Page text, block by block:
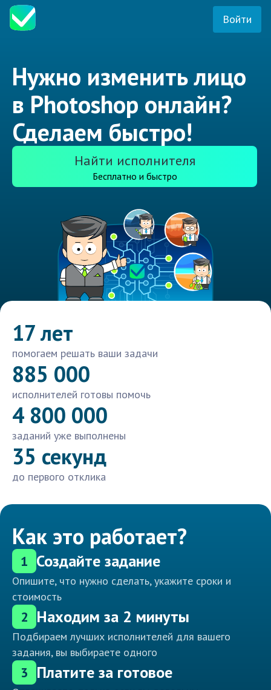
Войти
Нужно изменить лицо
в Photoshop онлайн?
Сделаем быстро!
Найти исполнителя
Бесплатно и быстро
17 лет
помогаем решать ваши задачи
885 000
исполнителей готовы помочь
4 800 000
заданий уже выполнены
35 секунд
до первого отклика
Как это работает?
1 Создайте задание
Опишите, что нужно сделать, укажите сроки и
стоимость
2 Находим за 2 минуты
Подбираем лучших исполнителей для вашего
задания, вы выбираете одного
3 Платите за готовое